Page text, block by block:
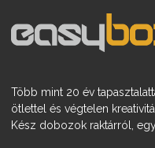
Több mint 20 év
ötlettel és végtelen
Kész dobozok raktárról,